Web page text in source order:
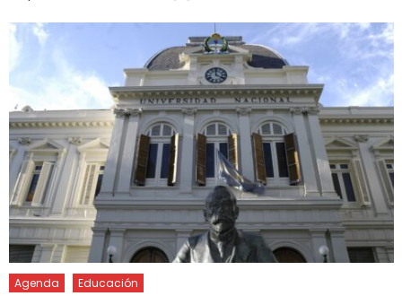
Agenda Educación